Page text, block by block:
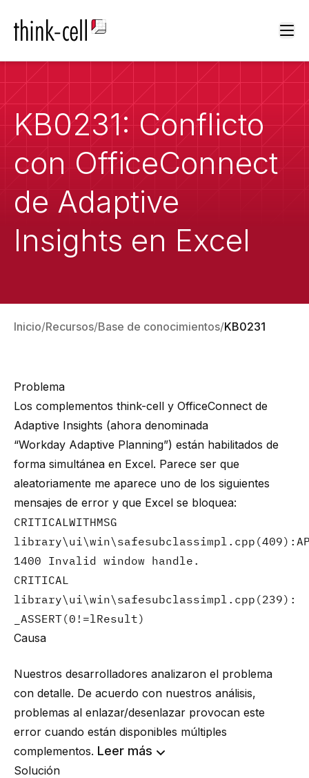
KB0231: Conflicto
con OfficeConnect
de Adaptive
Insights en Excel
Inicio Recursos Base de conocimientos KB0231
Problema
Los complementos think-cell y OfficeConnect de
Adaptive Insights (ahora denominada
“Workday Adaptive Planning”) están habilitados de
forma simultánea en Excel. Parece ser que
aleatoriamente me aparece uno de los siguientes
mensajes de error y que Excel se bloquea:
CRITICALWITHMSG
1400 Invalid window handle.
CRITICAL
library\ui\win\safesubclassimpl.cpp(239):
_ASSERT(0!=lResult)
Causa
Nuestros desarrolladores analizaron el problema
con detalle. De acuerdo con nuestros análisis,
problemas al enlazar/desenlazar provocan este
error cuando están disponibles múltiples
complementos. Leer más
Solución